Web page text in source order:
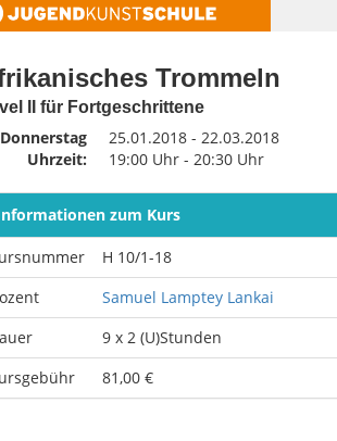
Trommeln
II für Fortgeschrittene
Donnerstag
25.01.2018 - 22.03.2018
Uhrzeit:
19:00 Uhr - 20:30 Uhr
zum Kurs
H 10/1-18
Samuel Lamptey Lankai
9 x 2 (U)Stunden
81,00 €